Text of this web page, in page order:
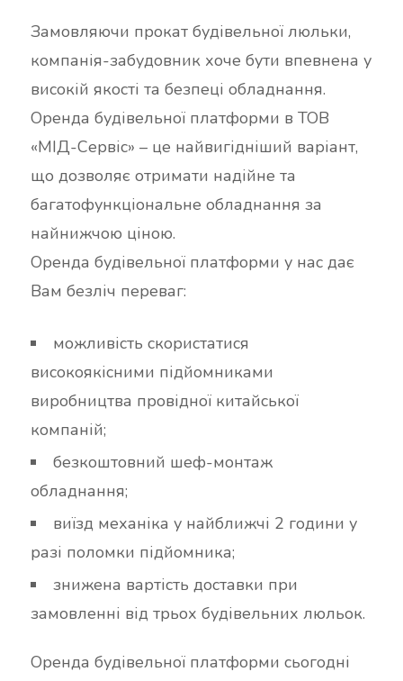
Замовляючи прокат будівельної люльки,
компанія-забудовник хоче бути впевнена у
високій якості та безпеці обладнання.
Оренда будівельної платформи в ТОВ
«МІД-Сервіс» – це найвигідніший варіант,
що дозволяє отримати надійне та
багатофункціональне обладнання за
найнижчою ціною.
Оренда будівельної платформи у нас дає
Вам безліч переваг:
можливість скористатися
високоякісними підйомниками
виробництва провідної китайської
компаній;
безкоштовний шеф-монтаж
обладнання;
виїзд механіка у найближчі 2 години у
разі поломки підйомника;
знижена вартість доставки при
замовленні від трьох будівельних люльок.
Оренда будівельної платформи сьогодні